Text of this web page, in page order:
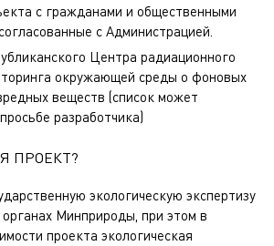
с гражданами и общественными
с Администрацией.
Центра радиационного
окружающей среды о фоновых
веществ (список может
разработчика)
ПРОЕКТ?
экологическую экспертизу
Минприроды, при этом в
проекта экологическая